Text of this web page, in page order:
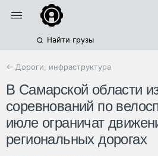
Найти грузы
← Дороги, инфраструктура
В Самарской области
соревнований по
июле ограничат
региональных дорогах